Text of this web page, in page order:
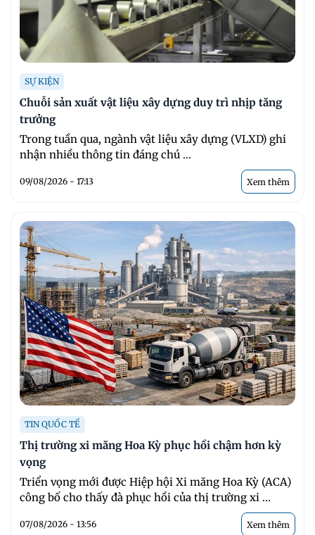
SỰ KIỆN
Chuỗi sản xuất vật liệu xây dựng duy trì nhịp tăng
trưởng
Trong tuần qua, ngành vật liệu xây dựng (VLXD) ghi
nhận nhiều thông tin đáng chú ...
09/08/2026 - 17:13 Xem thêm
TIN QUỐC TẾ
Thị trường xi măng Hoa Kỳ phục hồi chậm hơn kỳ
vọng
Triển vọng mới được Hiệp hội Xi măng Hoa Kỳ (ACA)
công bố cho thấy đà phục hồi của thị trường xi ...
07/08/2026 - 13:56 Xem thêm